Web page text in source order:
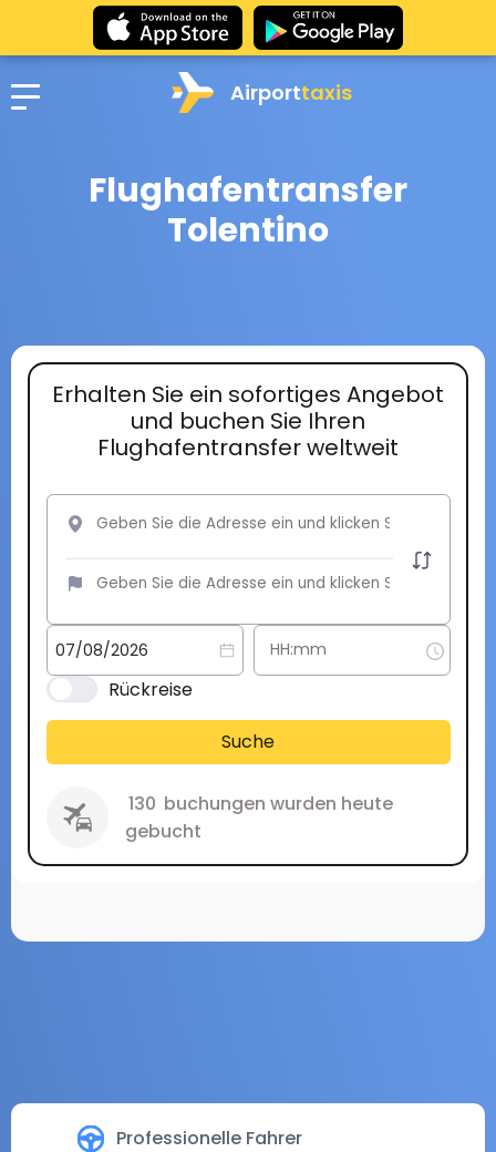
Airporttaxis
Flughafentransfer
Tolentino
Professionelle Fahrer
Erhalten Sie ein sofortiges Angebot
und buchen Sie Ihren
Flughafentransfer weltweit
Rückreise
Suche
130 buchungen wurden heute
gebucht